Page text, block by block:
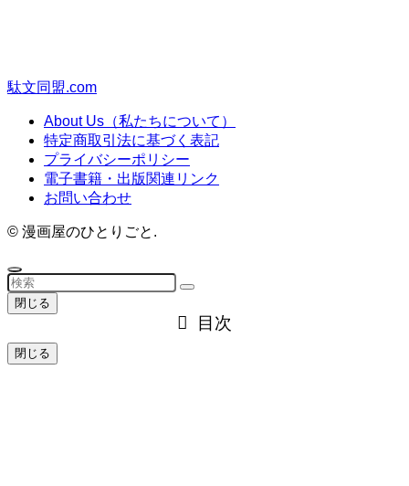
駄文同盟.com
About Us（私たちについて）
特定商取引法に基づく表記
プライバシーポリシー
電子書籍・出版関連リンク
お問い合わせ
© 漫画屋のひとりごと.
閉じる
目次
閉じる